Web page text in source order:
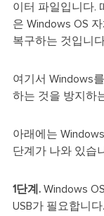
이터 파일입니다.
은 Windows OS
복구하는 것입니
여기서 Windows
하는 것을 방지하
아래에는
단계가 나와 있습
1단계.Windows
USB가 필요합니